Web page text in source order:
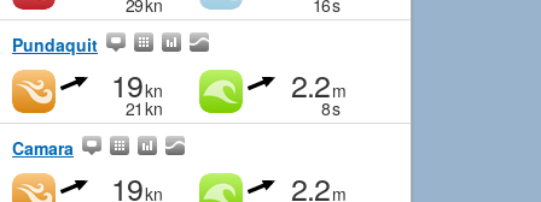
29kn 16s
Pundaquit
19kn
21 kn
2.2m
8s
Camara
19kn 2.2m